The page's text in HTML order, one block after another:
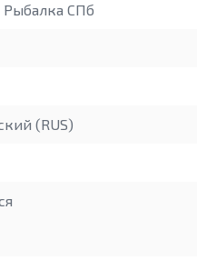
Рыбалка СПб
(RUS)